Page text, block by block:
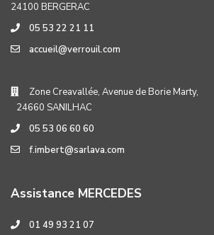
24100 BERGERAC
05 53 22 21 11
accueil@verrouil.com
Zone Creavallée, Avenue de Borie Marty,
24660 SANILHAC
05 53 06 60 60
f.imbert@sarlava.com
Assistance MERCEDES
01 49 93 21 07